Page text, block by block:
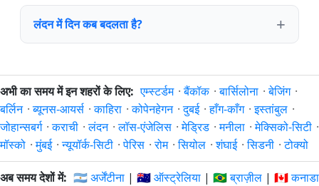
लंदन में दिन कब बदलता है?
अभी का समय में इन शहरों के लिए: एम्स्टर्डम ·बैंकॉक ·बार्सिलोना ·बेजिंग ·
बर्लिन ·ब्यूनस-आयर्स ·काहिरा ·कोपेनहेगन ·दुबई ·हाँग-काँग ·इस्तांबुल ·
जोहान्सबर्ग ·कराची ·लंदन ·लॉस-एंजेलिस ·मेड्रिड ·मनीला ·मेक्सिको-सिटी ·
मॉस्को ·मुंबई ·न्यूयॉर्क-सिटी ·पेरिस ·रोम ·सियोल ·शंघाई ·सिडनी ·टोक्यो
अब समय देशों में: 🇦🇷 अर्जेंटीना | 🇦🇺 ऑस्ट्रेलिया | 🇧🇷 ब्राज़ील | 🇨🇦 कनाडा